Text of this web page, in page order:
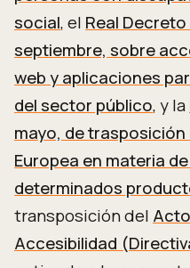
social, el Real Decreto
septiembre, sobre
web y aplicaciones
del sector público, y la
mayo, de trasposición
Europea en materia
determinados
transposición del
Accesibilidad